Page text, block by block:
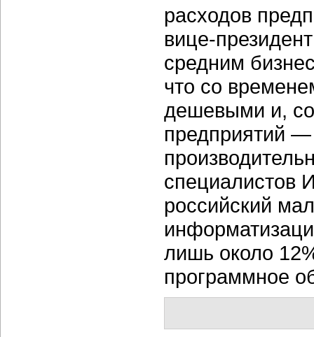
расходов
вице-
средним
что со
дешевыми и,
предприятий
специалистов
российский
лишь около
программное